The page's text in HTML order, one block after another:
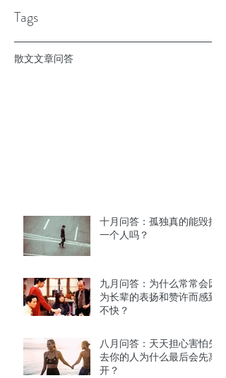
Tags
散文文章问答
十月问答：孤独真的能毁掉
一个人吗？
九月问答：为什么常常会因
为长辈的表扬和赞许而感到
不快？
八月问答：天天担心害怕失
去你的人为什么最后会先离
开？